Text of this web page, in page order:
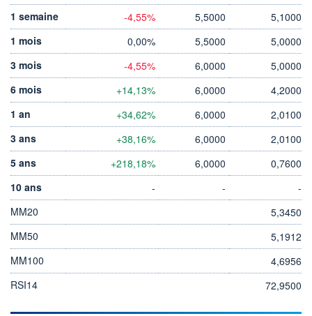
1 semaine
-4,55% 5,5000
5,1000
1 mois
0,00% 5,5000
5,0000
3 mois
-4,55% 6,0000
5,0000
6 mois
+14,13% 6,0000
4,2000
1 an
+34,62% 6,0000
2,0100
3 ans
+38,16% 6,0000
2,0100
5 ans
+218,18% 6,0000
0,7600
10 ans
- -
-
MM20
5,3450
MM50
5,1912
MM100
4,6956
RSI14
72,9500